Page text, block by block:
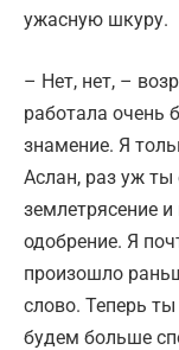
ужасную шкуру.
– Нет, нет, –
работала очень
знамение. Я
Аслан, раз уж
землетрясение
одобрение. Я
произошло
слово. Теперь
будем больше